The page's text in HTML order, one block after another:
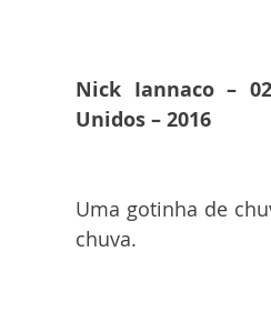
Nick Iannaco –
Unidos – 2016
Uma gotinha de
chuva.